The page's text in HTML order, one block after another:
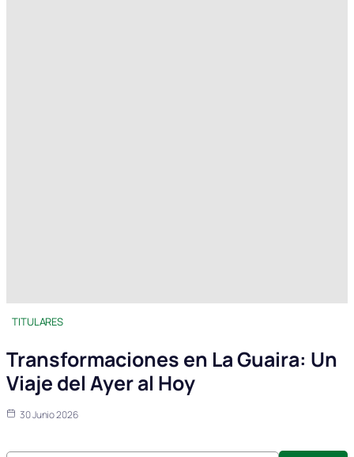
TITULARES
Transformaciones en La Guaira: Un
Viaje del Ayer al Hoy
30 Junio 2026